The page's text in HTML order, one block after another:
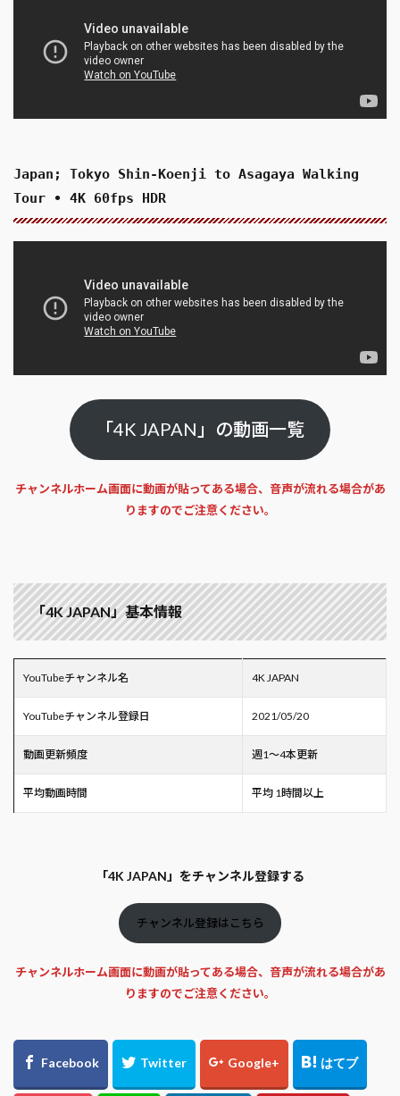
Japan; Tokyo Shin-Koenji to Asagaya Walking
Tour • 4K 60fps HDR
「4K JAPAN」の動画一覧
チャンネルホーム画面に動画が貼ってある場合、音声が流れる場合があ
りますのでご注意ください。
「4K JAPAN」基本情報
YouTubeチャンネル名 4K JAPAN
YouTubeチャンネル登録日 2021/05/20
動画更新頻度 週1～4本更新
平均動画時間 平均 1時間以上
「4K JAPAN」をチャンネル登録する
チャンネル登録はこちら
チャンネルホーム画面に動画が貼ってある場合、音声が流れる場合があ
りますのでご注意ください。